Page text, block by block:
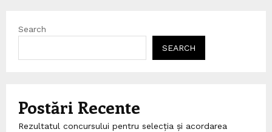
Search
SEARCH
Postări Recente
Rezultatul concursului pentru selecția și acordarea